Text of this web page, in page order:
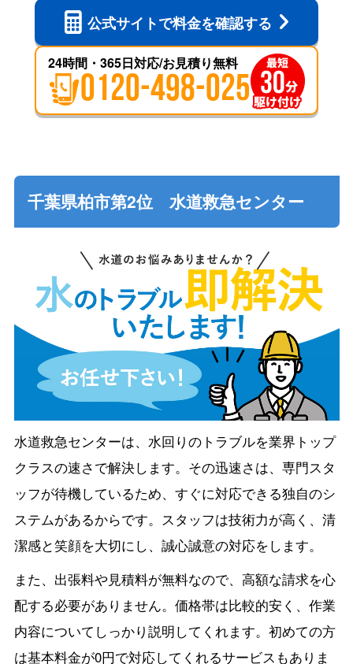
公式サイトで料金を確認する
24時間・365日対応/お見積り無料
0120-498-025
千葉県柏市第2位 水道救急センター
水道救急センターは、水回りのトラブルを業界トップ
クラスの速さで解決します。その迅速さは、専門スタ
ッフが待機しているため、すぐに対応できる独自のシ
ステムがあるからです。スタッフは技術力が高く、清
潔感と笑顔を大切にし、誠心誠意の対応をします。
また、出張料や見積料が無料なので、高額な請求を心
配する必要がありません。価格帯は比較的安く、作業
内容についてしっかり説明してくれます。初めての方
は基本料金が0円で対応してくれるサービスもありま